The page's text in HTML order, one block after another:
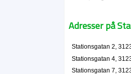
Adresser på
Stationsgatan 2,
Stationsgatan 4,
Stationsgatan 7,